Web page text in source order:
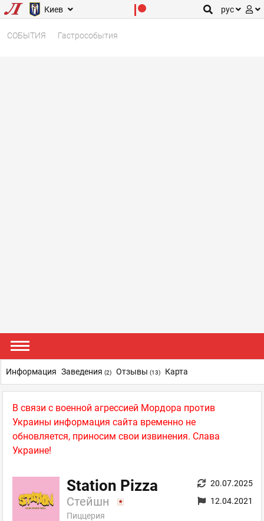
Киев рус
СОБЫТИЯ Гастрособытия
В связи с военной агрессией Мордора против
Украины информация сайта временно не
обновляется, приносим свои извинения. Слава
Украине!
Station Pizza
Стейшн
Пиццерия
20.07.2025
12.04.2021
Информация Заведения (2) Отзывы (13) Карта